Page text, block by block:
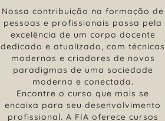
Nossa contribuição na formação de
pessoas e profissionais passa pela
excelência de um corpo docente
dedicado e atualizado, com técnicas
modernas e criadores de novos
paradigmas de uma sociedade
moderna e conectada.
Encontre o curso que mais se
encaixa para seu desenvolvimento
profissional. A FIA oferece cursos